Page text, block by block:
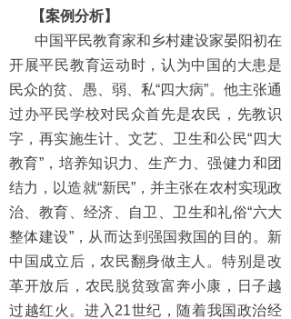
【案例分析】
中国平民教育家和乡村建设家晏阳初在
开展平民教育运动时，认为中国的大患是
民众的贫、愚、弱、私“四大病”。他主张通
过办平民学校对民众首先是农民，先教识
字，再实施生计、文艺、卫生和公民“四大
教育”，培养知识力、生产力、强健力和团
结力，以造就“新民”，并主张在农村实现政
治、教育、经济、自卫、卫生和礼俗“六大
整体建设”，从而达到强国救国的目的。新
中国成立后，农民翻身做主人。特别是改
革开放后，农民脱贫致富奔小康，日子越
过越红火。进入21世纪，随着我国政治经